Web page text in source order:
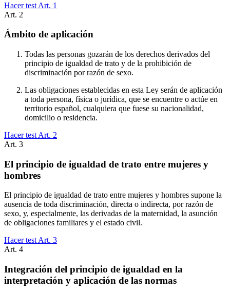
Hacer test Art. 1
Art. 2
Ámbito de aplicación
Todas las personas gozarán de los derechos derivados del
principio de igualdad de trato y de la prohibición de
discriminación por razón de sexo.
Las obligaciones establecidas en esta Ley serán de aplicación
a toda persona, física o jurídica, que se encuentre o actúe en
territorio español, cualquiera que fuese su nacionalidad,
domicilio o residencia.
Hacer test Art. 2
Art. 3
El principio de igualdad de trato entre mujeres y
hombres
El principio de igualdad de trato entre mujeres y hombres supone la
ausencia de toda discriminación, directa o indirecta, por razón de
sexo, y, especialmente, las derivadas de la maternidad, la asunción
de obligaciones familiares y el estado civil.
Hacer test Art. 3
Art. 4
Integración del principio de igualdad en la
interpretación y aplicación de las normas